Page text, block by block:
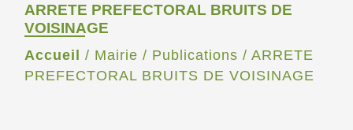
ARRETE PREFECTORAL BRUITS DE
VOISINAGE
Accueil / Mairie / Publications / ARRETE
PREFECTORAL BRUITS DE VOISINAGE